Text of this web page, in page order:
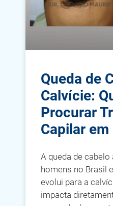
Queda de
Calvície:
Procurar
Capilar
A queda de
homens no Brasil
evolui para a
impacta